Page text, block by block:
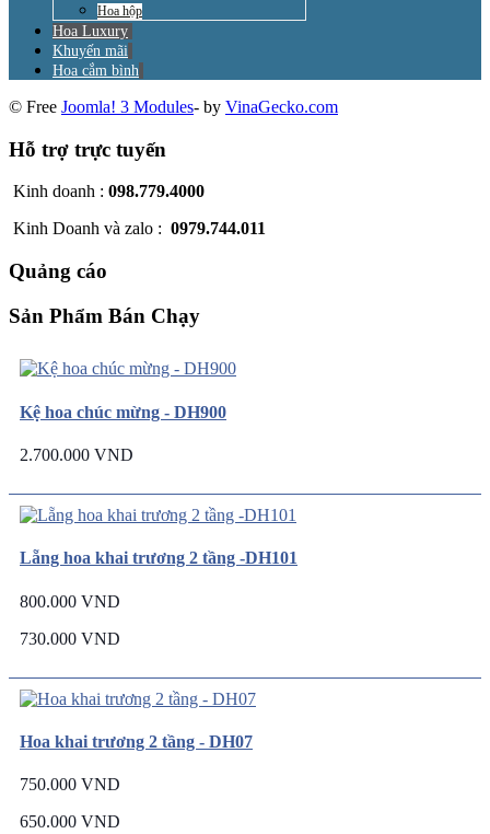
Hoa hộp
Hoa Luxury
Khuyến mãi
Hoa cắm bình
© Free Joomla! 3 Modules- by VinaGecko.com
Hỗ trợ trực tuyến
Kinh doanh : 098.779.4000
Kinh Doanh và zalo : 0979.744.011
Quảng cáo
Sản Phẩm Bán Chạy
Kệ hoa chúc mừng - DH900
2.700.000 VND
Lẵng hoa khai trương 2 tầng -DH101
800.000 VND
730.000 VND
Hoa khai trương 2 tầng - DH07
750.000 VND
650.000 VND